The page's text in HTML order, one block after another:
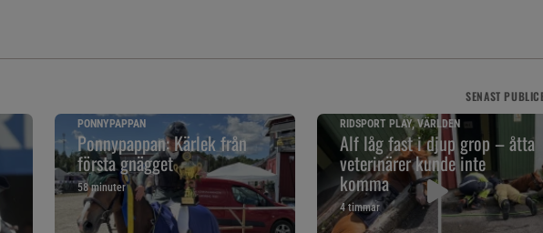
SENAST
PONNYPAPPAN
Ponnypappan: Kärlek från
första gnägget
58 minuter
RIDSPORT PLAY, VÄRLDEN
Alf låg fast i djup grop – åtta
veterinärer kunde inte
komma
4 timmar